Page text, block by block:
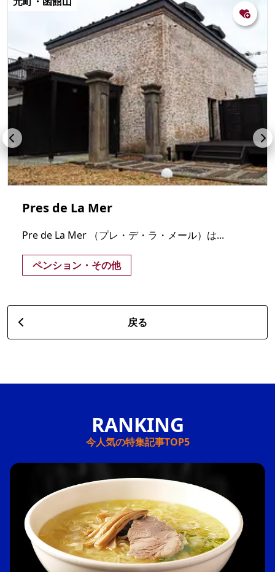
Pres de La Mer
Pre de La Mer （プレ・デ・ラ・メール）は...
ペンション・その他
戻る
今人気の特集記事TOP5